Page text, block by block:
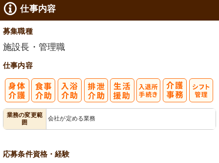
仕事内容
募集職種
施設長・管理職
仕事内容
業務の変更範
囲
会社が定める業務
応募条件資格・経験